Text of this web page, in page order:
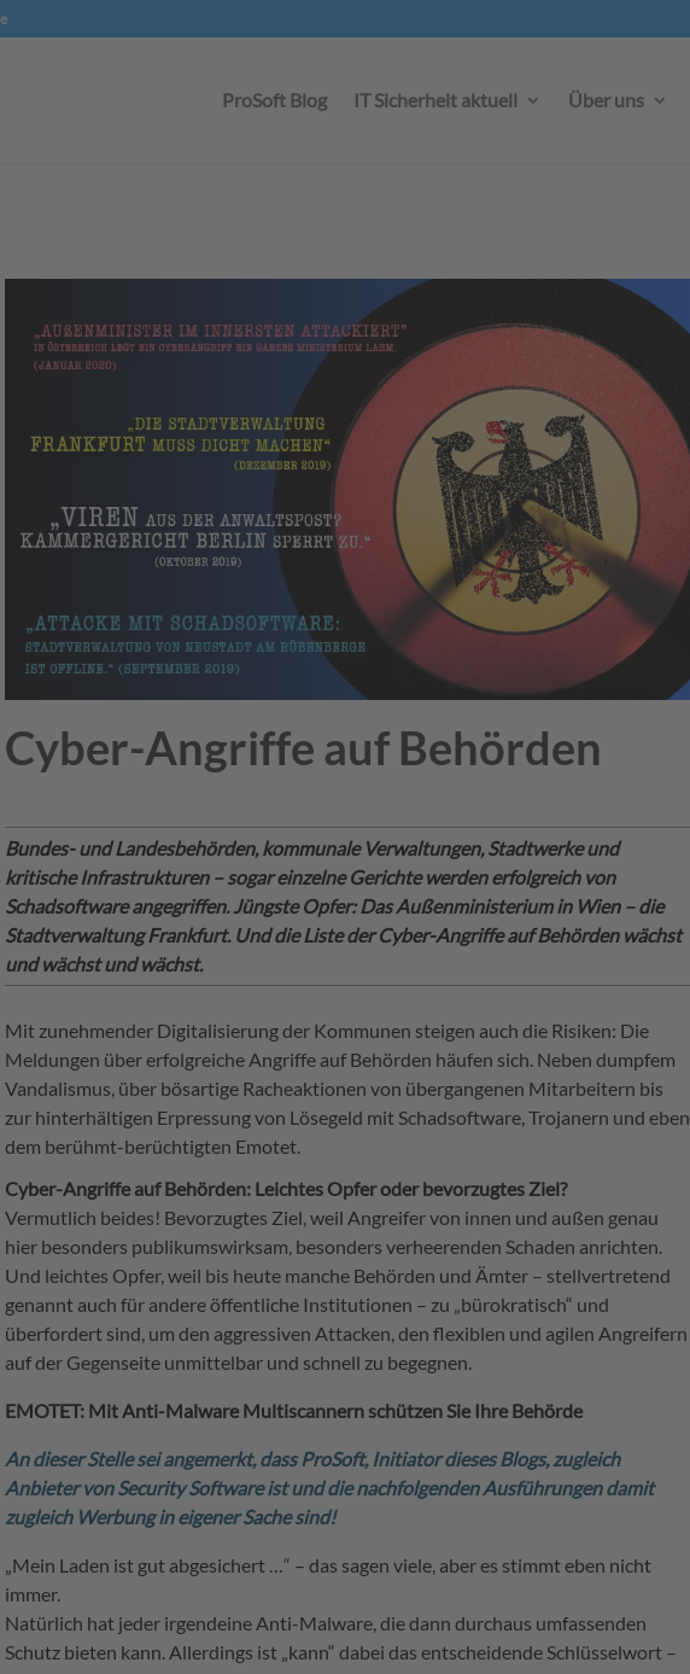
ProSoft Blog IT Sicherheit aktuell Über uns
Cyber-Angriffe auf Behörden
Bundes- und Landesbehörden, kommunale Verwaltungen, Stadtwerke und
kritische Infrastrukturen – sogar einzelne Gerichte werden erfolgreich von
Schadsoftware angegriffen. Jüngste Opfer: Das Außenministerium in Wien – die
Stadtverwaltung Frankfurt. Und die Liste der Cyber-Angriffe auf Behörden wächst
und wächst und wächst.
Mit zunehmender Digitalisierung der Kommunen steigen auch die Risiken: Die
Meldungen über erfolgreiche Angriffe auf Behörden häufen sich. Neben dumpfem
Vandalismus, über bösartige Racheaktionen von übergangenen Mitarbeitern bis
zur hinterhältigen Erpressung von Lösegeld mit Schadsoftware, Trojanern und eben
dem berühmt-berüchtigten Emotet.
Cyber-Angriffe auf Behörden: Leichtes Opfer oder bevorzugtes Ziel?
Vermutlich beides! Bevorzugtes Ziel, weil Angreifer von innen und außen genau
hier besonders publikumswirksam, besonders verheerenden Schaden anrichten.
Und leichtes Opfer, weil bis heute manche Behörden und Ämter – stellvertretend
genannt auch für andere öffentliche Institutionen – zu „bürokratisch“ und
überfordert sind, um den aggressiven Attacken, den flexiblen und agilen Angreifern
auf der Gegenseite unmittelbar und schnell zu begegnen.
EMOTET: Mit Anti-Malware Multiscannern schützen Sie Ihre Behörde
An dieser Stelle sei angemerkt, dass ProSoft, Initiator dieses Blogs, zugleich
Anbieter von Security Software ist und die nachfolgenden Ausführungen damit
zugleich Werbung in eigener Sache sind!
„Mein Laden ist gut abgesichert …“ – das sagen viele, aber es stimmt eben nicht
immer.
Natürlich hat jeder irgendeine Anti-Malware, die dann durchaus umfassenden
Schutz bieten kann. Allerdings ist „kann“ dabei das entscheidende Schlüsselwort –